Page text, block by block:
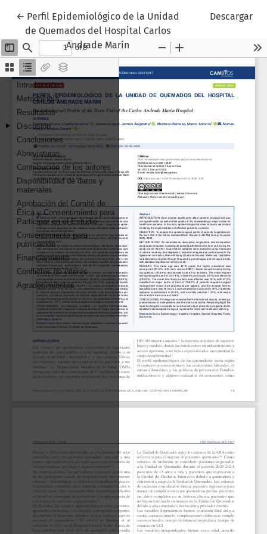
← Volver a los detalles del artículo
Perfil Epidemiológico de la Unidad
de Quemados del Hospital Carlos
Andrade Marín
Descargar